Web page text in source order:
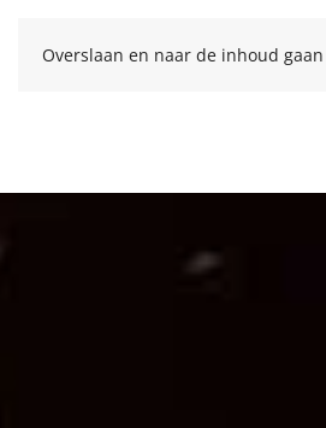
Overslaan en naar de inhoud gaan